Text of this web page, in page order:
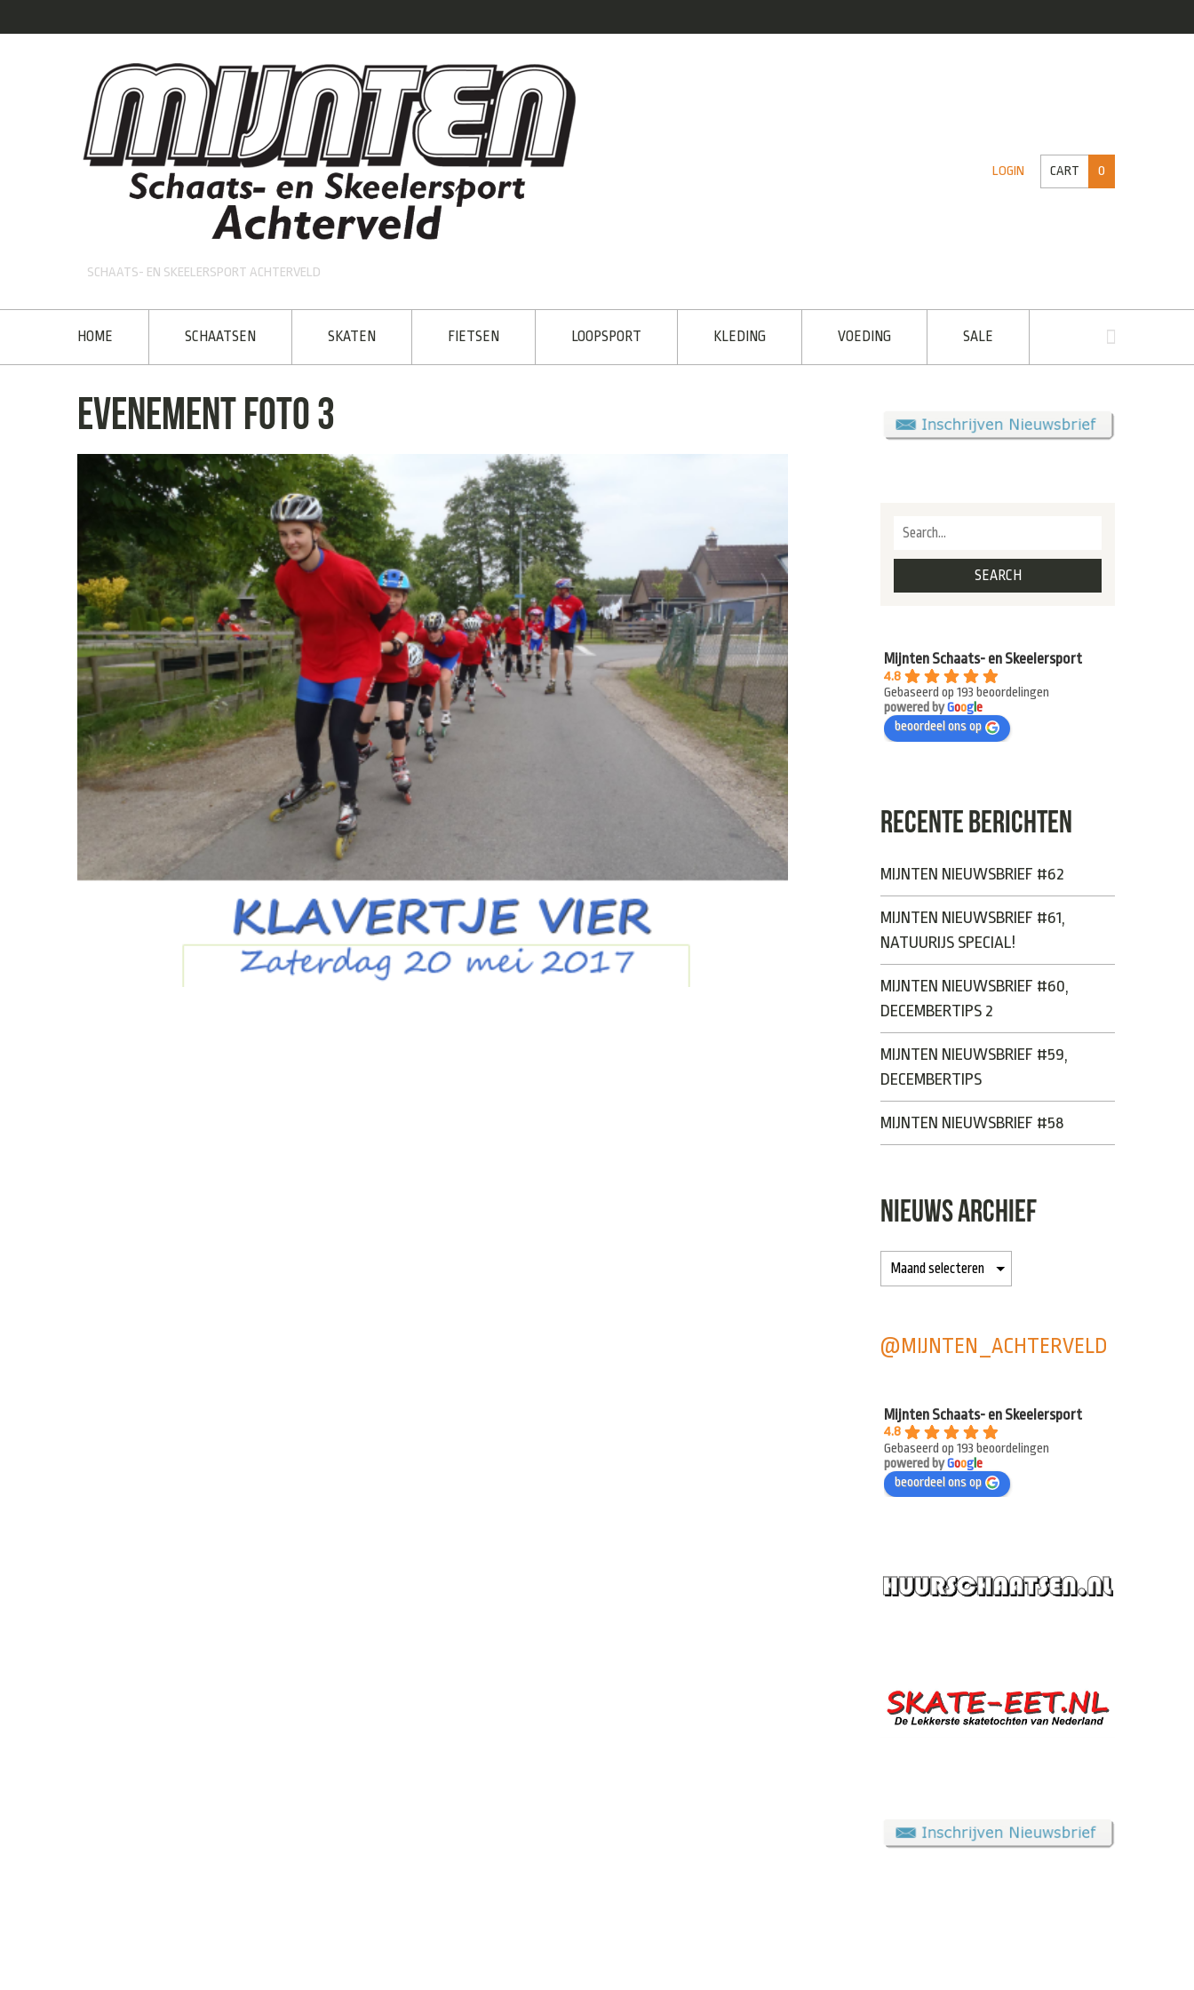
SCHAATS- EN SKEELERSPORT ACHTERVELD
LOGIN CART 0
HOME SCHAATSEN SKATEN FIETSEN LOOPSPORT KLEDING VOEDING SALE
Evenement foto 3
Mijnten Schaats- en Skeelersport
4.8
Gebaseerd op 193 beoordelingen
powered byGoogle
beoordeel ons op
RECENTE BERICHTEN
MIJNTEN NIEUWSBRIEF #62
MIJNTEN NIEUWSBRIEF #61,
NATUURIJS SPECIAL!
MIJNTEN NIEUWSBRIEF #60,
DECEMBERTIPS 2
MIJNTEN NIEUWSBRIEF #59,
DECEMBERTIPS
MIJNTEN NIEUWSBRIEF #58
NIEUWS ARCHIEF
@MIJNTEN_ACHTERVELD
Mijnten Schaats- en Skeelersport
4.8
Gebaseerd op 193 beoordelingen
powered byGoogle
beoordeel ons op